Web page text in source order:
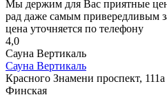
Мы держим для Вас приятные
рад даже самым привередливым
цена уточняется по телефону
4,0
Сауна Вертикаль
Сауна Вертикаль
Красного Знамени проспект, 111а
Финская